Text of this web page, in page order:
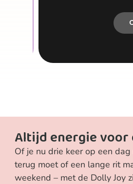
Altijd energie voor
Of je nu drie keer op een dag
terug moet of een lange rit
weekend – met de Dolly Joy